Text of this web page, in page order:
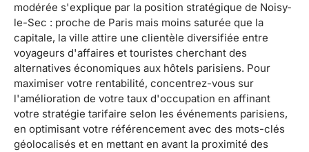
modérée s'explique par la position stratégique de Noisy-
le-Sec : proche de Paris mais moins saturée que la
capitale, la ville attire une clientèle diversifiée entre
voyageurs d'affaires et touristes cherchant des
alternatives économiques aux hôtels parisiens. Pour
maximiser votre rentabilité, concentrez-vous sur
l'amélioration de votre taux d'occupation en affinant
votre stratégie tarifaire selon les événements parisiens,
en optimisant votre référencement avec des mots-clés
géolocalisés et en mettant en avant la proximité des